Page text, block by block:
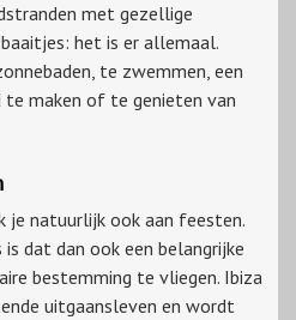
met gezellige
het is er allemaal.
te zwemmen, een
maken of te genieten van
je natuurlijk ook aan feesten.
dat dan ook een belangrijke
bestemming te vliegen. Ibiza
uitgaansleven en wordt